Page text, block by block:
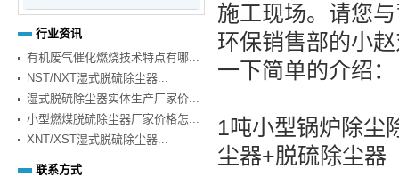
施工现场。请您
环保销售部的小
一下简单的介绍：
1吨小型锅炉除尘
尘器+脱硫除尘器
行业资讯
有机废气催化燃烧技术特点有哪...
NST/NXT湿式脱硫除尘器...
湿式脱硫除尘器实体生产厂家价...
小型燃煤脱硫除尘器厂家价格怎...
XNT/XST湿式脱硫除尘器...
联系方式